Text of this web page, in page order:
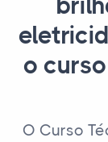
o
O Curso